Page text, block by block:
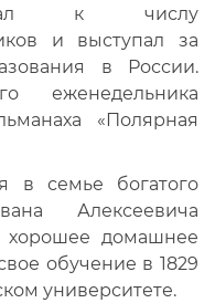
к числу
и выступал за
в России.
еженедельника
«Полярная
в семье богатого
Алексеевича
хорошее домашнее
обучение в 1829
университете.